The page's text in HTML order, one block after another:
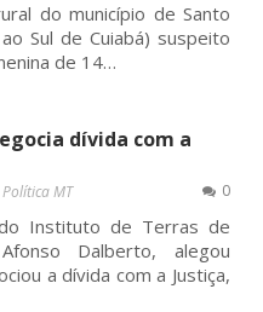
do município de Santo
Sul de Cuiabá) suspeito
de 14…
dívida com a
Política MT 0
Instituto de Terras de
Dalberto, alegou
a dívida com a Justiça,